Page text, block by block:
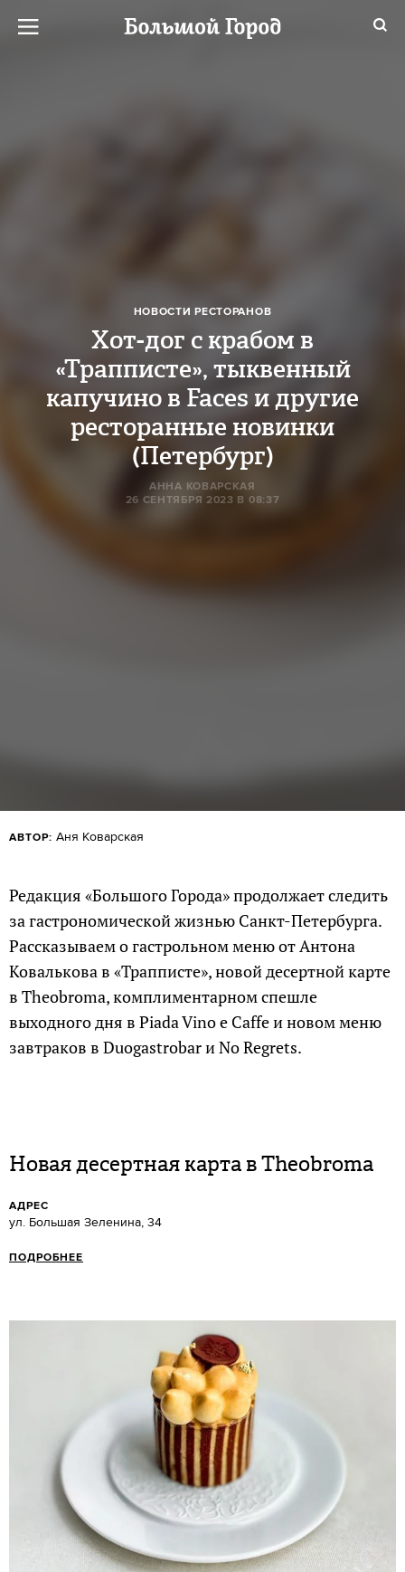
НОВОСТИ РЕСТОРАНОВ
Хот-дог с крабом в
«Трапписте», тыквенный
капучино в Faces и другие
ресторанные новинки
(Петербург)
АННА КОВАРСКАЯ
26 СЕНТЯБРЯ 2023 В 08:37
АВТОР: Аня Коварская
Редакция «Большого Города» продолжает следить
за гастрономической жизнью Санкт-Петербурга.
Рассказываем о гастрольном меню от Антона
Ковалькова в «Трапписте», новой десертной карте
в Theobroma, комплиментарном спешле
выходного дня в Piada Vino e Caffe и новом меню
завтраков в Duogastrobar и No Regrets.
Новая десертная карта в Theobroma
АДРЕС
ул. Большая Зеленина, 34
ПОДРОБНЕЕ